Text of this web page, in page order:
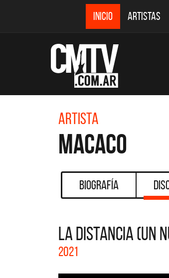
INICIO ARTISTAS
Artista
Macaco
Biografía
LA DISTANCIA (UN
2021